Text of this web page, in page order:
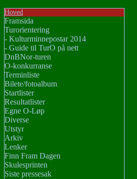
Hoved
Framsida
Turorientering
- Kulturminnepostar 2014
- Guide til TurO på nett
DnBNor-turen
O-konkurranse
Terminliste
Bilete/fotoalbum
Startlister
Resultatlister
Egne O-Løp
Diverse
Utstyr
Arkiv
Lenker
Finn Fram Dagen
Skulesprinten
Siste pressesak